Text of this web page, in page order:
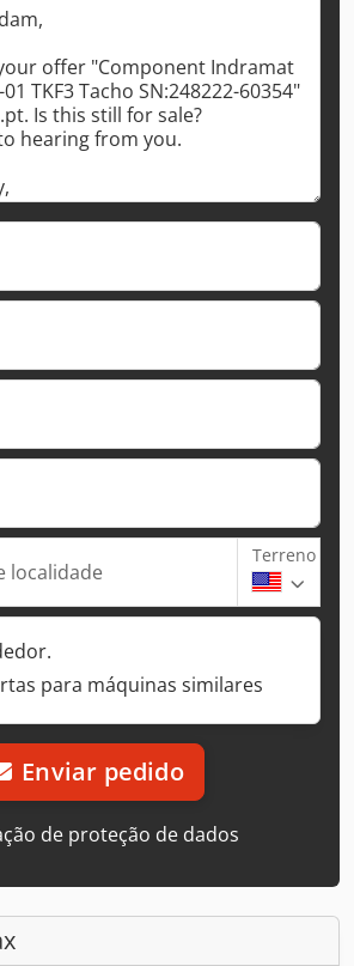
localidade
Terreno
para máquinas similares
Enviar pedido
de proteção de dados